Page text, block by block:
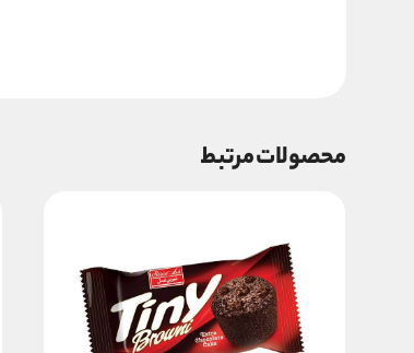
محصولات مرتبط